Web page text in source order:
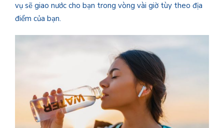
vụ sẽ giao nước cho bạn trong vòng vài giờ tùy theo địa
điểm của bạn.